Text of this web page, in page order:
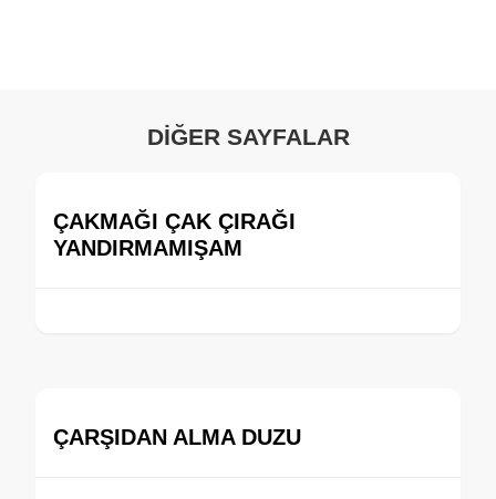
DİĞER SAYFALAR
ÇAKMAĞI ÇAK ÇIRAĞI
YANDIRMAMIŞAM
ÇARŞIDAN ALMA DUZU